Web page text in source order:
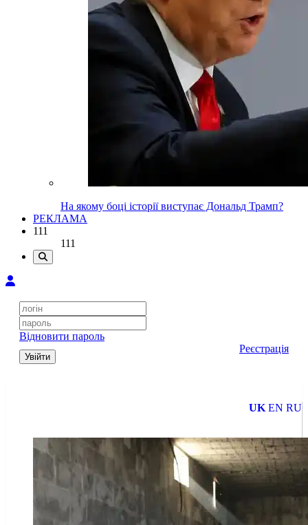
На якому боці історії виступає Дональд Трамп?
РЕКЛАМА
111
111
Відновити пароль
Увійти
Реєстрація
UK EN RU